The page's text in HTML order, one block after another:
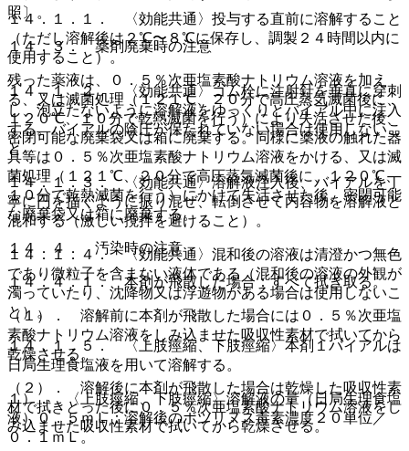
照〕。
１４．３． 薬剤廃棄時の注意
残った薬液は、０．５％次亜塩素酸ナトリウム溶液を加え
る、又は滅菌処理（１２１℃、２０分で高圧蒸気滅菌後に、
１２０℃、１０分で乾熱滅菌を行う）により失活させた後、
密閉可能な廃棄袋又は箱に廃棄する。同様に薬液の触れた器
具等は０．５％次亜塩素酸ナトリウム溶液をかける、又は滅
菌処理（１２１℃、２０分で高圧蒸気滅菌後に、１２０℃、
１０分で乾熱滅菌を行う）にかけて失活させた後、密閉可能
な廃棄袋又は箱に廃棄する。
１４．４． 汚染時の注意
１４．４．１． 本剤が飛散した場合：すべて拭き取る。
（１）． 溶解前に本剤が飛散した場合には０．５％次亜塩
素酸ナトリウム溶液をしみ込ませた吸収性素材で拭いてから
乾燥させる。
（２）． 溶解後に本剤が飛散した場合は乾燥した吸収性素
材で拭きとった後に０．５％次亜塩素酸ナトリウム溶液をし
み込ませた吸収性素材で拭いてから乾燥させる。
１４．１．１． 〈効能共通〉投与する直前に溶解すること
（ただし溶解後は２℃〜８℃に保存し、調製２４時間以内に
使用すること）。
１４．１．２． 〈効能共通〉ゴム栓に注射針を垂直に穿刺
し、泡立たないように溶解液をゆっくりとバイアル中に注入
する。バイアルの陰圧が保たれていない場合は使用しないこ
と。
１４．１．３． 〈効能共通〉溶解液注入後、バイアルを丁
寧に円を描くように振り混ぜ、転倒させて内容物を溶解液と
混和する（激しい撹拌を避けること）。
１４．１．４． 〈効能共通〉混和後の溶液は清澄かつ無色
であり微粒子を含まない液体である（混和後の溶液の外観が
濁っていたり、沈降物又は浮遊物がある場合は使用しないこ
と）。
１４．１．５． 〈上肢痙縮、下肢痙縮〉本剤１バイアルは
日局生理食塩液を用いて溶解する。
１）． 〈上肢痙縮、下肢痙縮〉溶解液の量（日局生理食塩
液）０．５ｍＬ：溶解後のボツリヌス毒素濃度２０単位／
０．１ｍＬ。